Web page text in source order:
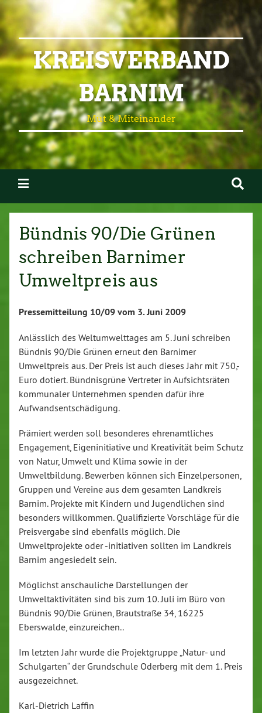
KREISVERBAND
BARNIM
Mut & Miteinander
Bündnis 90/Die Grünen
schreiben Barnimer
Umweltpreis aus
Pressemitteilung 10/09 vom 3. Juni 2009
Anlässlich des Weltumwelttages am 5. Juni schreiben
Bündnis 90/Die Grünen erneut den Barnimer
Umweltpreis aus. Der Preis ist auch dieses Jahr mit 750,-
Euro dotiert. Bündnisgrüne Vertreter in Aufsichtsräten
kommunaler Unternehmen spenden dafür ihre
Aufwandsentschädigung.
Prämiert werden soll besonderes ehrenamtliches
Engagement, Eigeninitiative und Kreativität beim Schutz
von Natur, Umwelt und Klima sowie in der
Umweltbildung. Bewerben können sich Einzelpersonen,
Gruppen und Vereine aus dem gesamten Landkreis
Barnim. Projekte mit Kindern und Jugendlichen sind
besonders willkommen. Qualifizierte Vorschläge für die
Preisvergabe sind ebenfalls möglich. Die
Umweltprojekte oder -initiativen sollten im Landkreis
Barnim angesiedelt sein.
Möglichst anschauliche Darstellungen der
Umweltaktivitäten sind bis zum 10. Juli im Büro von
Bündnis 90/Die Grünen, Brautstraße 34, 16225
Eberswalde, einzureichen..
Im letzten Jahr wurde die Projektgruppe „Natur- und
Schulgarten“ der Grundschule Oderberg mit dem 1. Preis
ausgezeichnet.
Karl-Dietrich Laffin